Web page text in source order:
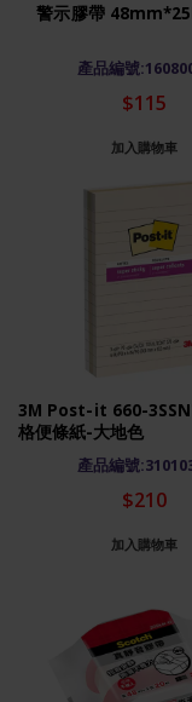
警示膠帶
產品編號
$115
加入購物車
3M Post-it 660-
格便條紙-大地色
產品編號
$210
加入購物車